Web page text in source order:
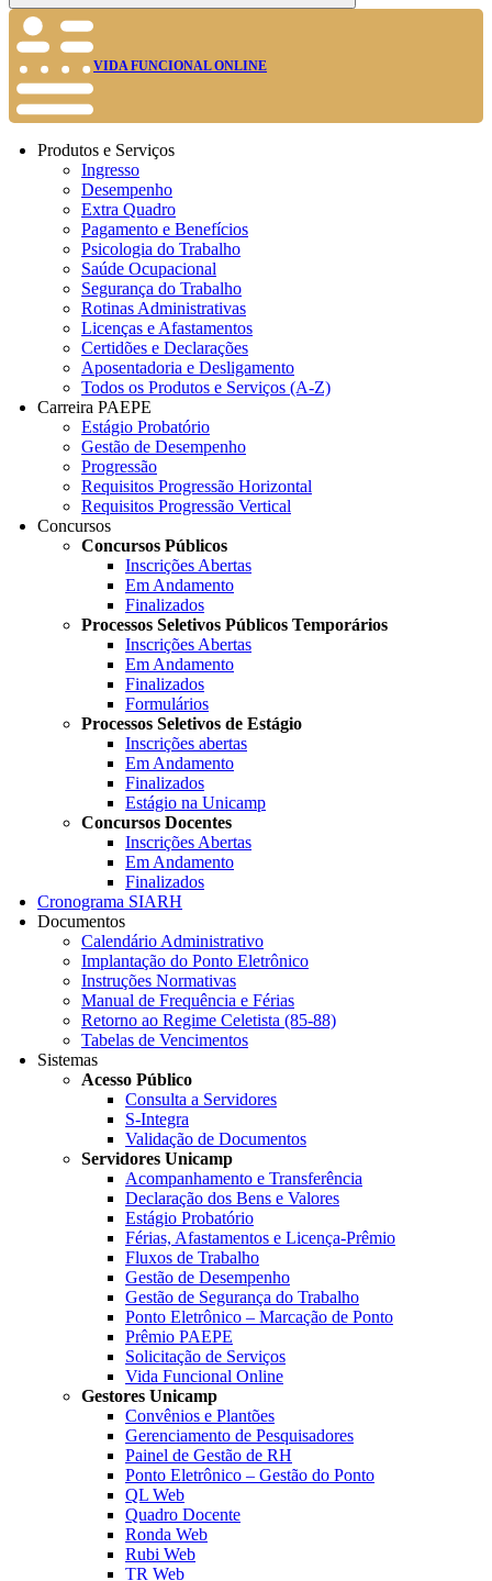
Buscar
VIDA FUNCIONAL ONLINE
Produtos e Serviços
Ingresso
Desempenho
Extra Quadro
Pagamento e Benefícios
Psicologia do Trabalho
Saúde Ocupacional
Segurança do Trabalho
Rotinas Administrativas
Licenças e Afastamentos
Certidões e Declarações
Aposentadoria e Desligamento
Todos os Produtos e Serviços (A-Z)
Carreira PAEPE
Estágio Probatório
Gestão de Desempenho
Progressão
Requisitos Progressão Horizontal
Requisitos Progressão Vertical
Concursos
Concursos Públicos
Inscrições Abertas
Em Andamento
Finalizados
Processos Seletivos Públicos Temporários
Inscrições Abertas
Em Andamento
Finalizados
Formulários
Processos Seletivos de Estágio
Inscrições abertas
Em Andamento
Finalizados
Estágio na Unicamp
Concursos Docentes
Inscrições Abertas
Em Andamento
Finalizados
Cronograma SIARH
Documentos
Calendário Administrativo
Implantação do Ponto Eletrônico
Instruções Normativas
Manual de Frequência e Férias
Retorno ao Regime Celetista (85-88)
Tabelas de Vencimentos
Sistemas
Acesso Público
Consulta a Servidores
S-Integra
Validação de Documentos
Servidores Unicamp
Acompanhamento e Transferência
Declaração dos Bens e Valores
Estágio Probatório
Férias, Afastamentos e Licença-Prêmio
Fluxos de Trabalho
Gestão de Desempenho
Gestão de Segurança do Trabalho
Ponto Eletrônico – Marcação de Ponto
Prêmio PAEPE
Solicitação de Serviços
Vida Funcional Online
Gestores Unicamp
Convênios e Plantões
Gerenciamento de Pesquisadores
Painel de Gestão de RH
Ponto Eletrônico – Gestão do Ponto
QL Web
Quadro Docente
Ronda Web
Rubi Web
TR Web